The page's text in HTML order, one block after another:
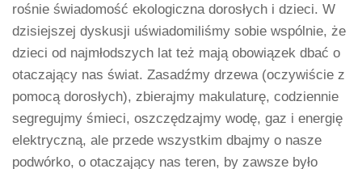
rośnie świadomość ekologiczna dorosłych i dzieci. W
dzisiejszej dyskusji uświadomiliśmy sobie wspólnie, że
dzieci od najmłodszych lat też mają obowiązek dbać o
otaczający nas świat. Zasadźmy drzewa (oczywiście z
pomocą dorosłych), zbierajmy makulaturę, codziennie
segregujmy śmieci, oszczędzajmy wodę, gaz i energię
elektryczną, ale przede wszystkim dbajmy o nasze
podwórko, o otaczający nas teren, by zawsze było